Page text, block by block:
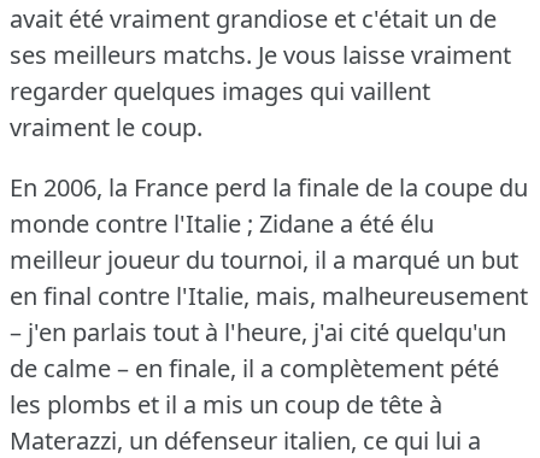
avait été vraiment grandiose et c'était un de
ses meilleurs matchs. Je vous laisse vraiment
regarder quelques images qui vaillent
vraiment le coup.
En 2006, la France perd la finale de la coupe du
monde contre l'Italie ; Zidane a été élu
meilleur joueur du tournoi, il a marqué un but
en final contre l'Italie, mais, malheureusement
– j'en parlais tout à l'heure, j'ai cité quelqu'un
de calme – en finale, il a complètement pété
les plombs et il a mis un coup de tête à
Materazzi, un défenseur italien, ce qui lui a